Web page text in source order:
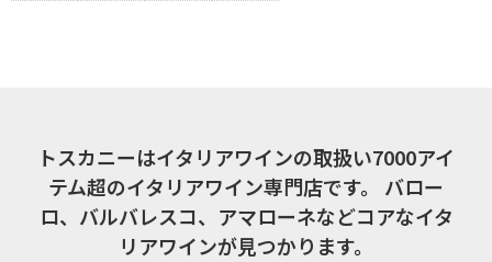
トスカニーはイタリアワインの取扱い7000アイ
テム超のイタリアワイン専門店です。
バロー
ロ、バルバレスコ、アマローネなどコアなイタ
リアワインが見つかります。